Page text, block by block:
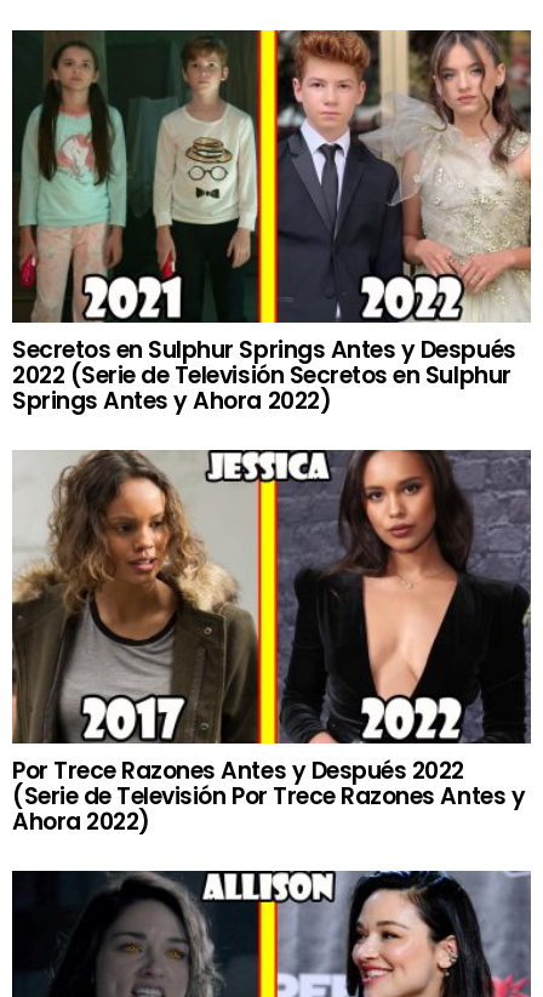
Secretos en Sulphur Springs Antes y Después
2022 (Serie de Televisión Secretos en Sulphur
Springs Antes y Ahora 2022)
Por Trece Razones Antes y Después 2022
(Serie de Televisión Por Trece Razones Antes y
Ahora 2022)